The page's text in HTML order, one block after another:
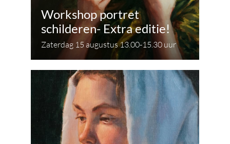
Workshop portret
schilderen- Extra editie!
Zaterdag 15 augustus 13.00-15.30 uur